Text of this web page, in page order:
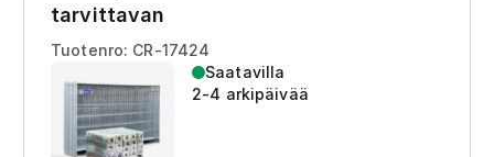
tarvittavan
Tuotenro: CR-17424
Saatavilla
2-4 arkipäivää